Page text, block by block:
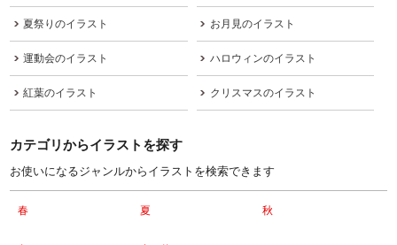
夏祭りのイラスト お月見のイラスト
運動会のイラスト ハロウィンのイラスト
紅葉のイラスト クリスマスのイラスト
カテゴリからイラストを探す
お使いになるジャンルからイラストを検索できます
春 夏 秋